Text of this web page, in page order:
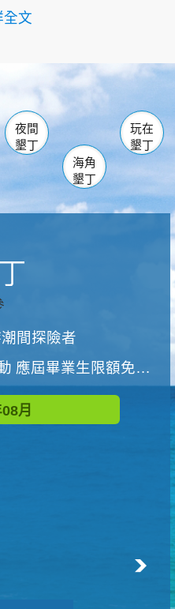
全文
南仁湖
佳樂水
森林遊樂區
管處遊客中心
社頂公園 風吹沙
船帆石 龍磐公園
香蕉灣
砂島
鵝鑾鼻
夜間
墾丁
海角
墾丁
玩在
墾丁
間探險者
屆畢業生限額免費參加
月